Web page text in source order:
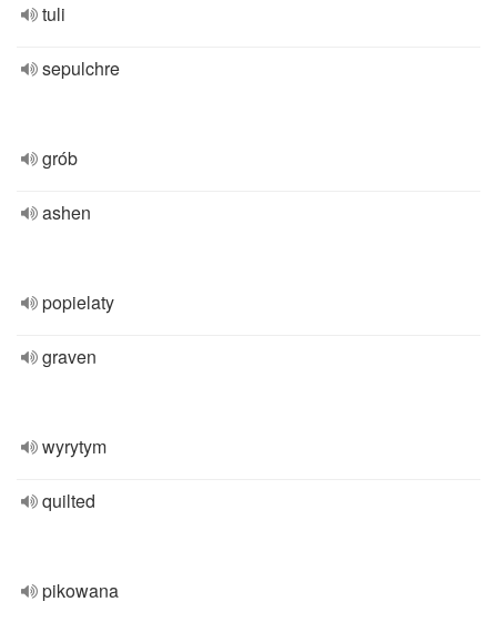
tuli
sepulchre
grób
ashen
popielaty
graven
wyrytym
quilted
pikowana